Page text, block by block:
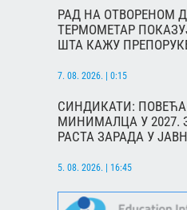
РАД НА ОТВОРЕНОМ
ТЕРМОМЕТАР
ШТА КАЖУ
7. 08. 2026. | 0:15
СИНДИКАТИ:
МИНИМАЛЦА У 2027.
РАСТА ЗАРАДА У
5. 08. 2026. | 16:45